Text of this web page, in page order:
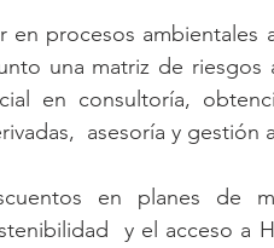
en procesos ambientales
una matriz de riesgos
en consultoría,
asesoría y gestión
en planes de
y el acceso a